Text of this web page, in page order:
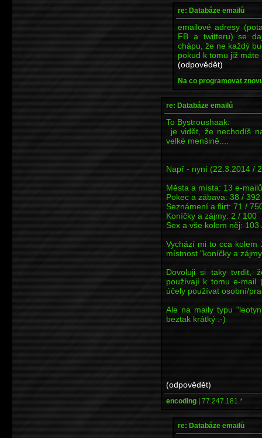
re: Databáze emailů
emailové adresy
FB a twitteru) se
chápu, že ne každý
pokud k tomu již
(odpovědět)
Na co programovat
re: Databáze emailů
To Bystroushaak:
..je vidět, že nechodíš
velké menšině....
Např - nyní (22.3.2014 /
Města a místa: 13 e-
Pokec a zábava: 38 / 392
Seznámení a flirt: 71 /
Koníčky a zájmy: 2 / 100
Sex a vše kolem něj: 103
Vychází mi to cca
místnost "koníčky a
Dovoluji si taky tvrdit,
používají k tomu e-mail
účely používat osobní/
Ale na maily typu
beztak krátký :-)
(odpovědět)
encoding | 77.247.181.*
re: Databáze emailů